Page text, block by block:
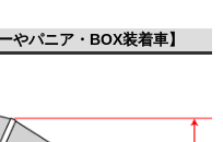
やパニア・BOX装着車】